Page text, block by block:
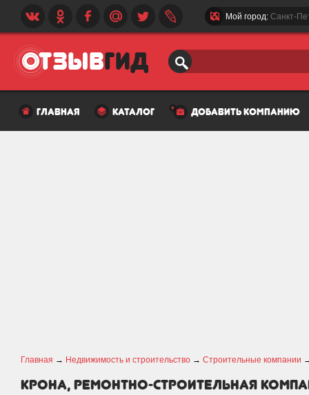
Мой город: Санкт-
главная каталог добавить компанию
Главная → Недвижимость и строительство → Строительные компании
Крона, ремонтно-строительная